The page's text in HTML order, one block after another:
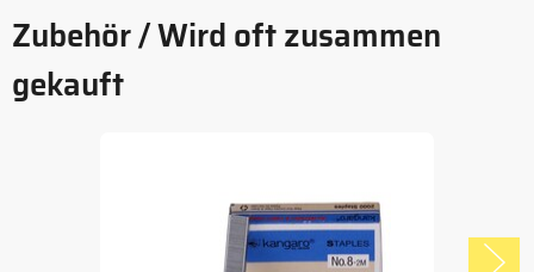
Zubehör / Wird oft zusammen
gekauft